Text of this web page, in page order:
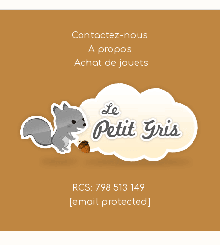
Contactez-nous
A propos
Achat de jouets
RCS: 798 513 149
[email protected]
Nous suivre